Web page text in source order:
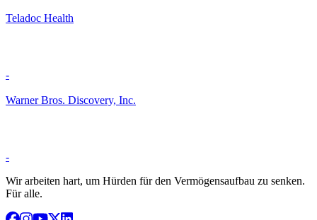
Teladoc Health
-
Warner Bros. Discovery, Inc.
-
Wir arbeiten hart, um Hürden für den Vermögensaufbau zu senken.
Für alle.